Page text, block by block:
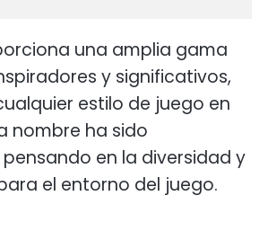
una amplia gama
y significativos,
estilo de juego en
nombre ha sido
en la diversidad y
el entorno del juego.